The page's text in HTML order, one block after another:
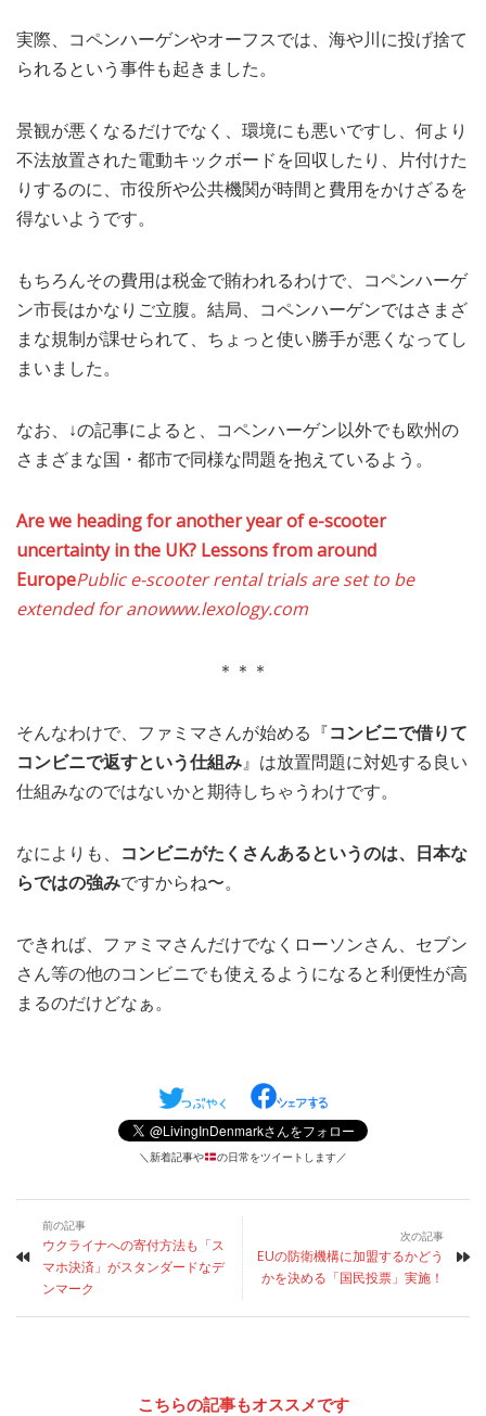
実際、コペンハーゲンやオーフスでは、海や川に投げ捨て
られるという事件も起きました。
景観が悪くなるだけでなく、環境にも悪いですし、何より
不法放置された電動キックボードを回収したり、片付けた
りするのに、市役所や公共機関が時間と費用をかけざるを
得ないようです。
もちろんその費用は税金で賄われるわけで、コペンハーゲ
ン市長はかなりご立腹。結局、コペンハーゲンではさまざ
まな規制が課せられて、ちょっと使い勝手が悪くなってし
まいました。
なお、↓の記事によると、コペンハーゲン以外でも欧州の
さまざまな国・都市で同様な問題を抱えているよう。
Are we heading for another year of e-scooter
uncertainty in the UK? Lessons from around
EuropePublic e-scooter rental trials are set to be
extended for anowww.lexology.com
＊＊＊
そんなわけで、ファミマさんが始める『コンビニで借りて
コンビニで返すという仕組み』は放置問題に対処する良い
仕組みなのではないかと期待しちゃうわけです。
なによりも、 コンビニがたくさんあるというのは、日本な
らではの強みですからね〜。
できれば、ファミマさんだけでなくローソンさん、セブン
さん等の他のコンビニでも使えるようになると利便性が高
まるのだけどなぁ。
＼新着記事や の日常をツイートします／
前の記事
ウクライナへの寄付方法も「ス
マホ決済」がスタンダードなデ
ンマーク
次の記事
EUの防衛機構に加盟するかどう
かを決める「国民投票」実施！
こちらの記事もオススメです